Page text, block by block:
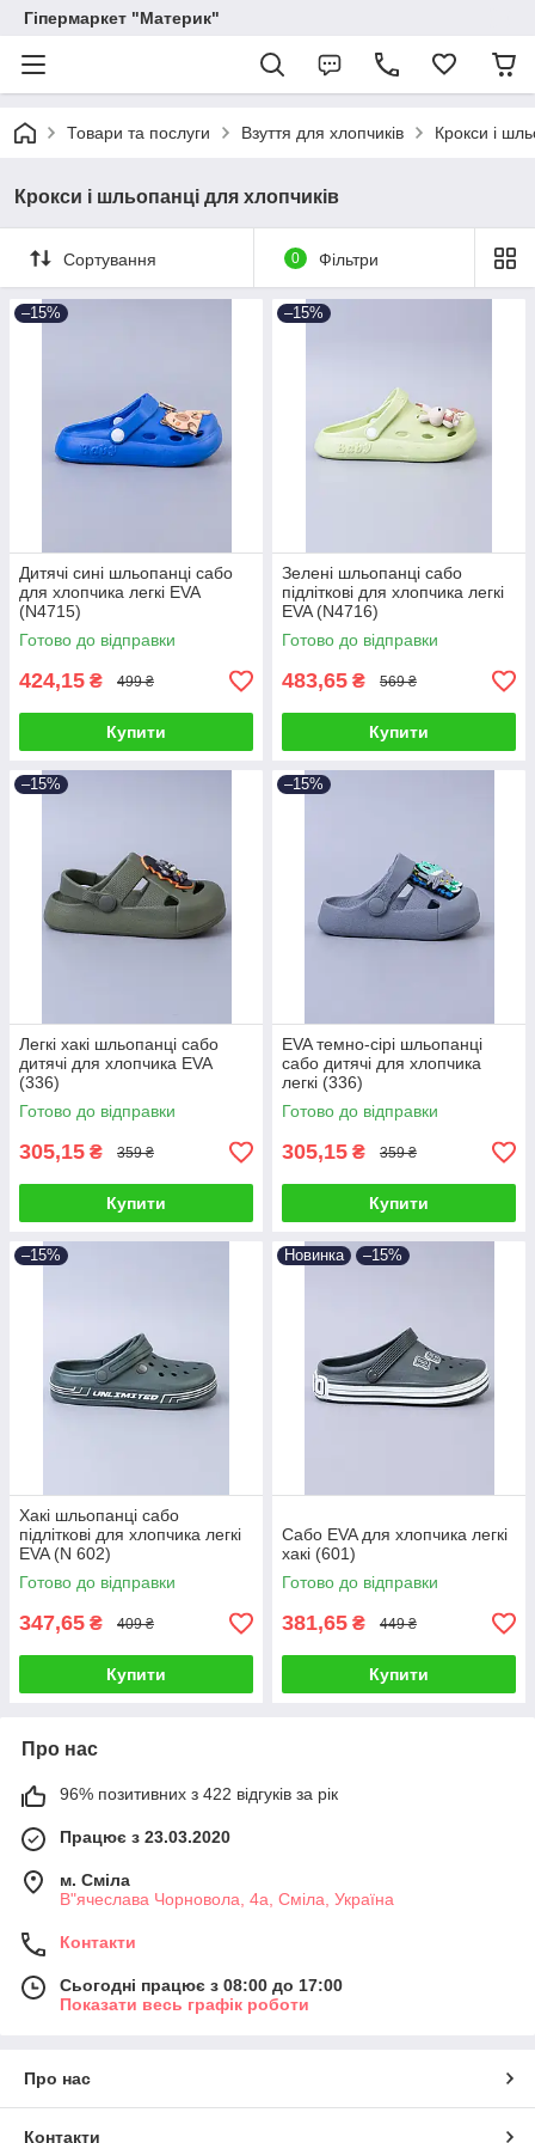
Гіпермаркет "Материк"
Товари та послуги Взуття для хлопчиків Крокси і
Крокси і шльопанці для хлопчиків
Сортування 0 Фільтри
–15%
Дитячі сині шльопанці сабо
для хлопчика легкі EVA
(N4715)
Готово до відправки
424,15 ₴ 499 ₴
Купити
–15%
Зелені шльопанці сабо
підліткові для хлопчика легкі
EVA (N4716)
Готово до відправки
483,65 ₴ 569 ₴
Купити
–15%
Легкі хакі шльопанці сабо
дитячі для хлопчика EVA
(336)
Готово до відправки
305,15 ₴ 359 ₴
Купити
–15%
EVA темно-сірі шльопанці
сабо дитячі для хлопчика
легкі (336)
Готово до відправки
305,15 ₴ 359 ₴
Купити
–15%
Хакі шльопанці сабо
підліткові для хлопчика легкі
EVA (N 602)
Готово до відправки
347,65 ₴ 409 ₴
Купити
Новинка –15%
Сабо EVA для хлопчика легкі
хакі (601)
Готово до відправки
381,65 ₴ 449 ₴
Купити
Про нас
96% позитивних з 422 відгуків за рік
Працює з 23.03.2020
м. Сміла
В"ячеслава Чорновола, 4а, Сміла, Україна
Контакти
Сьогодні працює з 08:00 до 17:00
Показати весь графік роботи
Про нас
Контакти